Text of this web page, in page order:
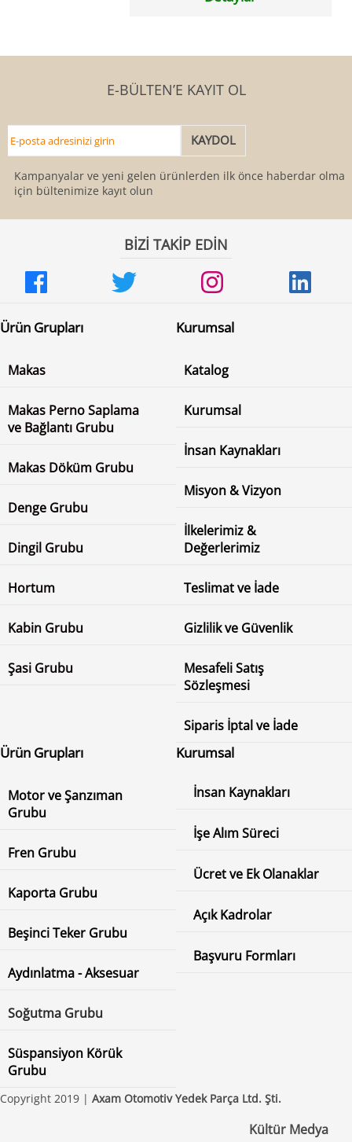
E-BÜLTEN’E KAYIT OL
Kampanyalar ve yeni gelen ürünlerden ilk önce haberdar olmak
için bültenimize kayıt olun
BİZİ TAKİP EDİN
Ürün Grupları
Makas
Makas Perno Saplama
ve Bağlantı Grubu
Makas Döküm Grubu
Denge Grubu
Dingil Grubu
Hortum
Kabin Grubu
Şasi Grubu
Kurumsal
Katalog
Kurumsal
İnsan Kaynakları
Misyon & Vizyon
İlkelerimiz &
Değerlerimiz
Teslimat ve İade
Gizlilik ve Güvenlik
Mesafeli Satış
Sözleşmesi
Siparis İptal ve İade
Ürün Grupları
Motor ve Şanzıman
Grubu
Fren Grubu
Kaporta Grubu
Beşinci Teker Grubu
Aydınlatma - Aksesuar
Soğutma Grubu
Süspansiyon Körük
Grubu
Kurumsal
İnsan Kaynakları
İşe Alım Süreci
Ücret ve Ek Olanaklar
Açık Kadrolar
Başvuru Formları
Copyright 2019 | Axam Otomotiv Yedek Parça Ltd. Şti.
Kültür Medya